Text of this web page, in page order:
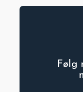
Følg